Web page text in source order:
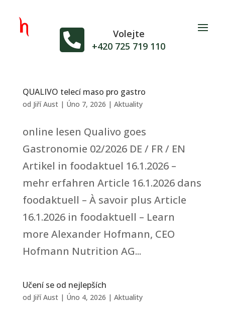

Volejte
+420 725 719 110
QUALIVO telecí maso pro gastro
od Jiří Aust| Úno 7, 2026 | Aktuality
online lesen Qualivo goes
Gastronomie 02/2026 DE / FR / EN
Artikel in foodaktuel 16.1.2026 –
mehr erfahren Article 16.1.2026 dans
foodaktuell – À savoir plus Article
16.1.2026 in foodaktuell – Learn
more Alexander Hofmann, CEO
Hofmann Nutrition AG...
Učení se od nejlepších
od Jiří Aust| Úno 4, 2026 | Aktuality